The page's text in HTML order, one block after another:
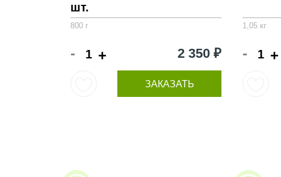
шт.
800 г
- + 2 350 ₽
ЗАКАЗАТЬ
1,05 кг
- +